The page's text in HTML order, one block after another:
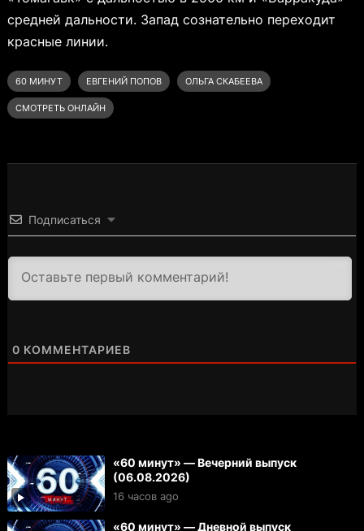
средней дальности. Запад сознательно переходит
красные линии.
60 МИНУТ ЕВГЕНИЙ ПОПОВ ОЛЬГА СКАБЕЕВА
СМОТРЕТЬ ОНЛАЙН
Подписаться
0 КОММЕНТАРИЕВ
«60 минут» — Вечерний выпуск
(06.08.2026)
16 часов ago
«60 минут» — Дневной выпуск